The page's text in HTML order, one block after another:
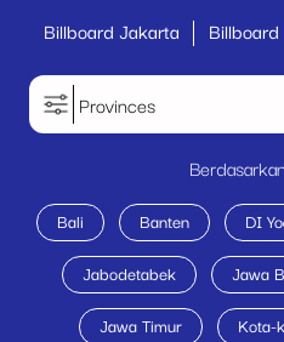
Billboard Jakarta
Provinces
Bali Banten DI
Jabodetabek
Jawa
Jawa Timur
Kota-